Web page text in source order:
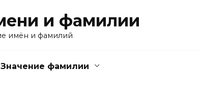
и фамилии
имён и фамилий
Значение фамилии